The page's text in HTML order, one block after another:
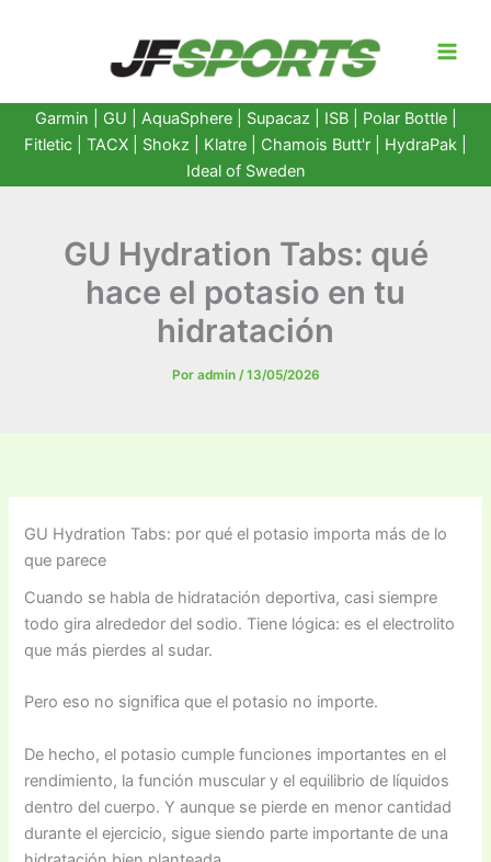
Garmin GU AquaSphere| Supacaz | ISB | Polar Bottle|
Fitletic
TACX Shokz Klatre Chamois Butt'r HydraPak
Ideal of Sweden
GU Hydration Tabs: qué
hace el potasio en tu
hidratación
Por admin /13/05/2026
GU Hydration Tabs: por qué el potasio importa más de lo
que parece
Cuando se habla de hidratación deportiva, casi siempre
todo gira alrededor del sodio. Tiene lógica: es el electrolito
que más pierdes al sudar.
Pero eso no significa que el potasio no importe.
De hecho, el potasio cumple funciones importantes en el
rendimiento, la función muscular y el equilibrio de líquidos
dentro del cuerpo. Y aunque se pierde en menor cantidad
durante el ejercicio, sigue siendo parte importante de una